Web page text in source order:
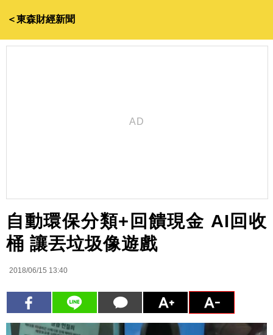
＜東森財經新聞
自動環保分類+回饋現金 AI回收
桶 讓丟垃圾像遊戲
2018/06/15 13:40